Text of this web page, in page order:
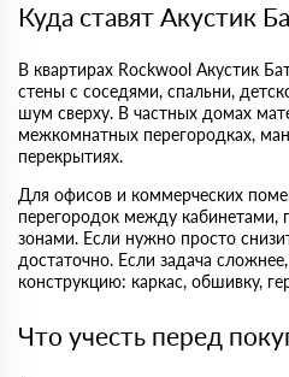
Куда ставят Акустик
В квартирах Rockwool Акустик
стены с соседями, спальни,
шум сверху. В частных домах
межкомнатных перегородках,
перекрытиях.
Для офисов и коммерческих
перегородок между кабинетами,
зонами. Если нужно просто
достаточно. Если задача
конструкцию: каркас, обшивку,
Что учесть перед